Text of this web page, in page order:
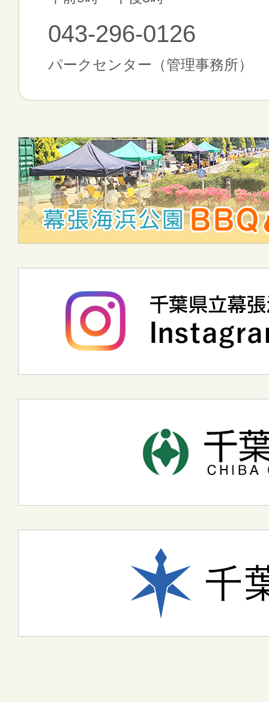
043-296-0126
パークセンター（管理事務所）